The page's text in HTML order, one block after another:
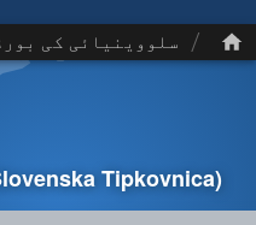
/ سلووینیائی کی
Tipkovnica)